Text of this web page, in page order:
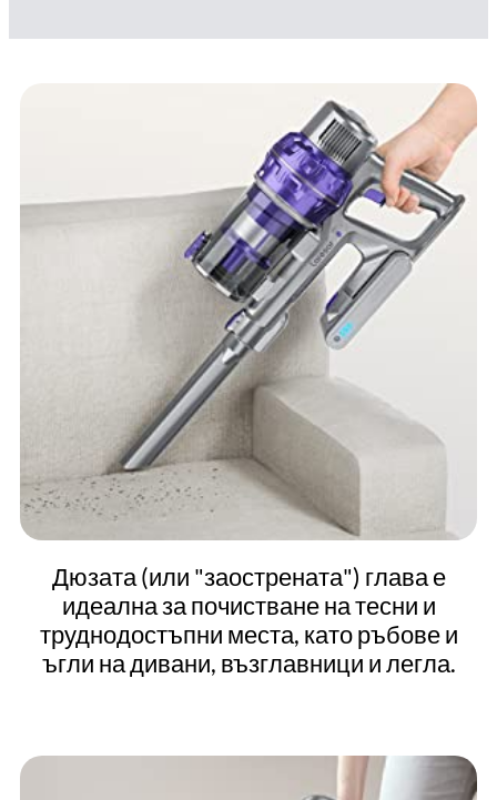
Дюзата (или "заострената") глава е
идеална за почистване на тесни и
труднодостъпни места, като ръбове и
ъгли на дивани, възглавници и легла.